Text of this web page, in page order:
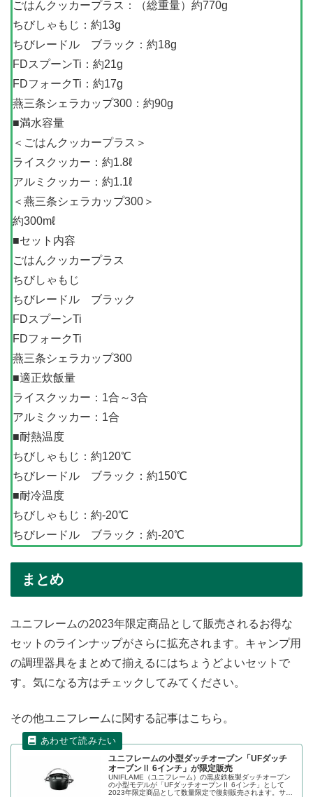
ごはんクッカープラス：（総重量）約770g
ちびしゃもじ：約13g
ちびレードル ブラック：約18g
FDスプーンTi：約21g
FDフォークTi：約17g
燕三条シェラカップ300：約90g
■満水容量
＜ごはんクッカープラス＞
ライスクッカー：約1.8ℓ
アルミクッカー：約1.1ℓ
＜燕三条シェラカップ300＞
約300mℓ
■セット内容
ごはんクッカープラス
ちびしゃもじ
ちびレードル ブラック
FDスプーンTi
FDフォークTi
燕三条シェラカップ300
■適正炊飯量
ライスクッカー：1合～3合
アルミクッカー：1合
■耐熱温度
ちびしゃもじ：約120℃
ちびレードル ブラック：約150℃
■耐冷温度
ちびしゃもじ：約-20℃
ちびレードル ブラック：約-20℃
まとめ
ユニフレームの2023年限定商品として販売されるお得な
セットのラインナップがさらに拡充されます。キャンプ用
の調理器具をまとめて揃えるにはちょうどよいセットで
す。気になる方はチェックしてみてください。
その他ユニフレームに関する記事はこちら。
ユニフレームの小型ダッチオーブン「UFダッチ
オーブンⅡ 6インチ」が限定販売
UNIFLAME（ユニフレーム）の黒皮鉄板製ダッチオーブン
の小型モデルが「UFダッチオーブンⅡ 6インチ」として
2023年限定商品として数量限定で復刻販売されます。サブ